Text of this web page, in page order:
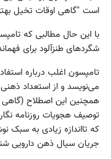
است "گاهی اوقات تخیل
با این حال مطالبی که
شگردهای طنزآلود برای
تامپسون اغلب درباره
می‌نویسد و از استعداد
همچنین این اصطلاح (گاهی
توصیف هجویات روزنامه
که تااندازه زیادی به سبک
جریان سیال ذهن دارویی